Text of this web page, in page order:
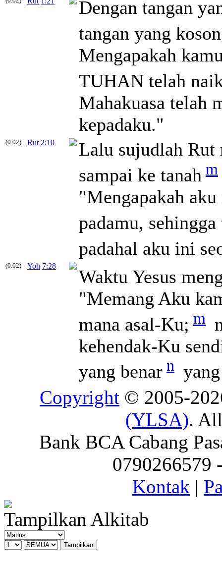
Dengan tangan
tangan yang
Mengapakah
TUHAN telah
Mahakuasa telah
kepadaku."
(0.02) Rut 2:10
Lalu sujudlah Rut
sampai ke tanah m
"Mengapakah
padamu,
padahal aku ini
(0.02) Yoh 7:28
Waktu Yesus
"Memang Aku
mana asal-Ku; m
kehendak-Ku
yang benar n
Copyright © 2005-
(YLSA).
Bank BCA Cabang
0790266579
Kontak |
Tampilkan Alkitab